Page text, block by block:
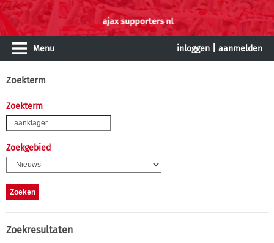
Menu inloggen aanmelden
Zoekterm
Zoekterm
Zoekgebied
Zoekresultaten